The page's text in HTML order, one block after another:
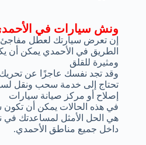
ونش سيارات في
إن تعرض سيارتك لعطل مفاجئ
الطريق في الأحمدي يمكن أن
ومثيرة للقلق
وقد تجد نفسك عاجزًا عن تحريك
تحتاج إلى خدمة سحب ونقل
إصلاح أو مركز صيانة سيارات
في هذه الحالات يمكن أن
هي الحل الأمثل لمساعدتك في
داخل جميع مناطق الأحمدي.